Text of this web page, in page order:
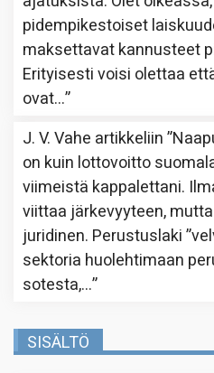
pidempikestoiset
maksettavat kannusteet
Erityisesti voisi olettaa
ovat…”
J. V. Vahe artikkeliin
on kuin lottovoitto
viimeistä kappalettani.
viittaa järkevyyteen,
juridinen. Perustuslaki
sektoria huolehtimaan
sotesta,…”
SISÄLTÖ